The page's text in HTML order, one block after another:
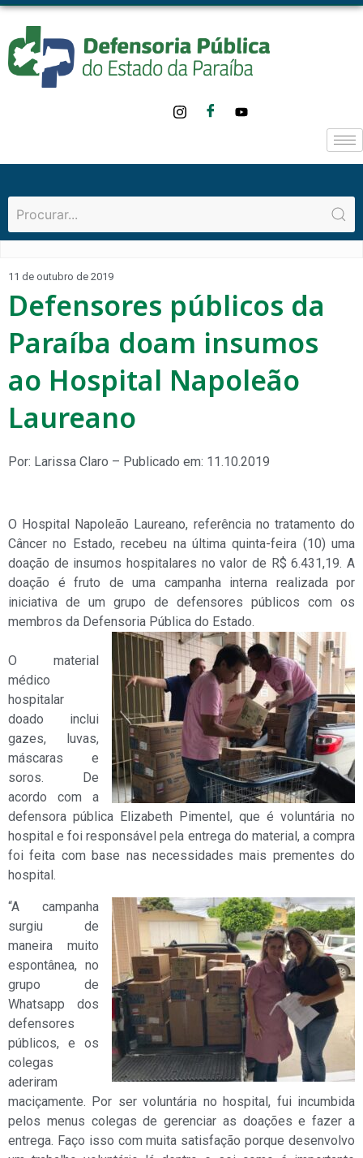
11 de outubro de 2019
Defensores públicos da
Paraíba doam insumos
ao Hospital Napoleão
Laureano
Por: Larissa Claro – Publicado em: 11.10.2019
O Hospital Napoleão Laureano, referência no tratamento do
Câncer no Estado, recebeu na última quinta-feira (10) uma
doação de insumos hospitalares no valor de R$ 6.431,19. A
doação é fruto de uma campanha interna realizada por
iniciativa de um grupo de defensores públicos com os
membros da Defensoria Pública do Estado.
O material
médico
hospitalar
doado inclui
gazes, luvas,
máscaras e
soros. De
acordo com a
defensora pública Elizabeth Pimentel, que é voluntária no
hospital e foi responsável pela entrega do material, a compra
foi feita com base nas necessidades mais prementes do
hospital.
“A campanha
surgiu de
maneira muito
espontânea, no
grupo de
Whatsapp dos
defensores
públicos, e os
colegas
aderiram
maciçamente. Por ser voluntária no hospital, fui incumbida
pelos menus colegas de gerenciar as doações e fazer a
entrega. Faço isso com muita satisfação porque desenvolvo